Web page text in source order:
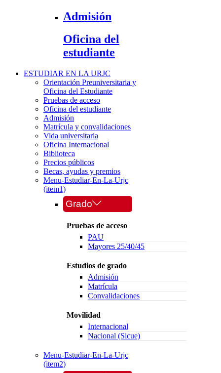
Admisión
Oficina del
estudiante
ESTUDIAR EN LA URJC
Orientación Preuniversitaria y
Oficina del Estudiante
Pruebas de acceso
Oficina del estudiante
Admisión
Matrícula y convalidaciones
Vida universitaria
Oficina Internacional
Biblioteca
Precios públicos
Becas, ayudas y premios
Menu-Estudiar-En-La-Urjc
(item1)
Grado
Pruebas de acceso
PAU
Mayores 25/40/45
Estudios de grado
Admisión
Matrícula
Convalidaciones
Movilidad
Internacional
Nacional (Sicue)
Menu-Estudiar-En-La-Urjc
(item2)